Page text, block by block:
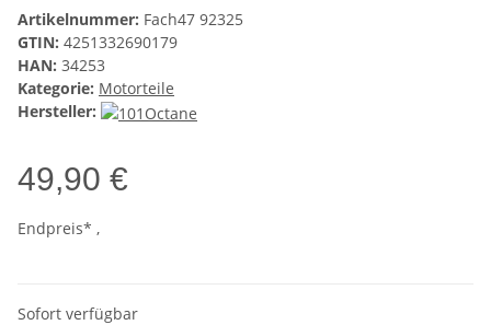
Artikelnummer: Fach47 92325
GTIN: 4251332690179
HAN: 34253
Kategorie: Motorteile
Hersteller:
49,90 €
Endpreis* ,
Sofort verfügbar